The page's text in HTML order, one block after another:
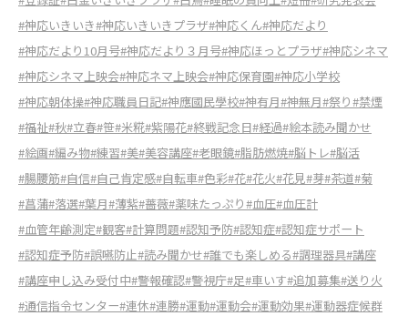
#神応いきいき#神応いきいきプラザ#神応くん#神応だより
#神応だより10月号#神応だより３月号#神応ほっとプラザ#神応シネマ
#神応シネマ上映会#神応ネマ上映会#神応保育園#神応小学校
#神応朝体操#神応職員日記#神應國民學校#神有月#神無月#祭り#禁煙
#福祉#秋#立春#笹#米糀#紫陽花#終戦記念日#経過#絵本読み聞かせ
#絵画#編み物#練習#美#美容講座#老眼鏡#脂肪燃焼#脳トレ#脳活
#腸腰筋#自信#自己肯定感#自転車#色彩#花#花火#花見#芽#茶道#菊
#菖蒲#落選#葉月#薄紫#薔薇#薬味たっぷり#血圧#血圧計
#血管年齢測定#観客#計算問題#認知予防#認知症#認知症サポート
#認知症予防#誤嚥防止#読み聞かせ#誰でも楽しめる#調理器具#講座
#講座申し込み受付中#警報確認#警視庁#足#車いす#追加募集#送り火
#通信指令センター#連休#連勝#運動#運動会#運動効果#運動器症候群